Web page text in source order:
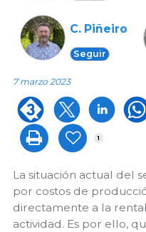
C. Piñeiro
Seguir
7 marzo 2023
1
La situación actual del
por costos de
directamente a la
actividad. Es por ello,